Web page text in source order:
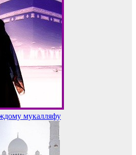
мукалляфу